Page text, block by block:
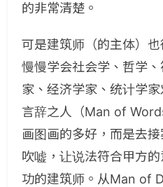
的非常清楚。
可是建筑师（的主体）
慢慢学会社会学、哲学
家、经济学家、统计学
言辞之人（Man of
画图画的多好，而是去
吹嘘，让说法符合甲方
功的建筑师。从Man of